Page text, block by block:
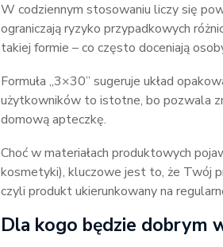
W codziennym stosowaniu liczy się
ograniczają ryzyko przypadkowych
takiej formie – co często doceniają
Formuła „3×30” sugeruje układ
użytkowników to istotne, bo pozwala
domową apteczkę.
Choć w materiałach produktowych
kosmetyki), kluczowe jest to, że Twój
czyli produkt ukierunkowany na
Dla kogo będzie dobrym